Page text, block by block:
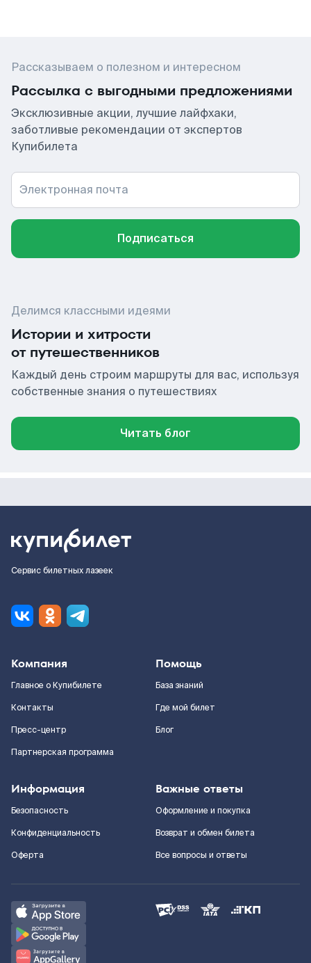
Рассказываем о полезном и интересном
Рассылка с выгодными предложениями
Эксклюзивные акции, лучшие лайфхаки,
заботливые рекомендации от экспертов
Купибилета
Электронная почта
Подписаться
Делимся классными идеями
Истории и хитрости
от путешественников
Каждый день строим маршруты для вас, используя
собственные знания о путешествиях
Читать блог
Сервис билетных лазеек
Компания
Главное о Купибилете
Контакты
Пресс-центр
Партнерская программа
Помощь
База знаний
Где мой билет
Блог
Информация
Безопасность
Конфиденциальность
Оферта
Важные ответы
Оформление и покупка
Возврат и обмен билета
Все вопросы и ответы